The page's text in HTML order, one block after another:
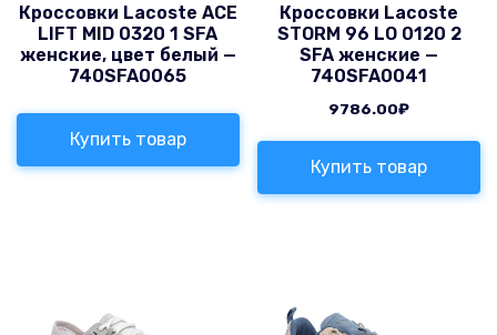
Кроссовки Lacoste ACE
LIFT MID 0320 1 SFA
женские, цвет белый —
740SFA0065
Купить товар
Кроссовки Lacoste
STORM 96 LO 0120 2
SFA женские —
740SFA0041
9786.00₽
Купить товар